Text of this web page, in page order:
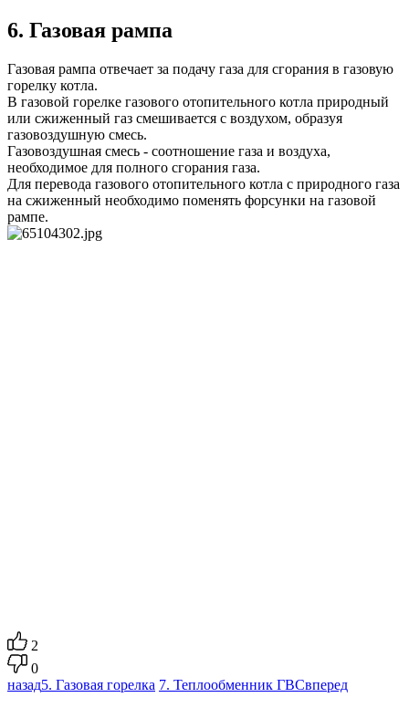
6. Газовая рампа
Газовая рампа отвечает за подачу газа для сгорания в газовую
горелку котла.
В газовой горелке газового отопительного котла природный
или сжиженный газ смешивается с воздухом, образуя
газовоздушную смесь.
Газовоздушная смесь - соотношение газа и воздуха,
необходимое для полного сгорания газа.
Для перевода газового отопительного котла с природного газа
на сжиженный необходимо поменять форсунки на газовой
рампе.
2
0
назад5. Газовая горелка 7. Теплообменник ГВСвперед